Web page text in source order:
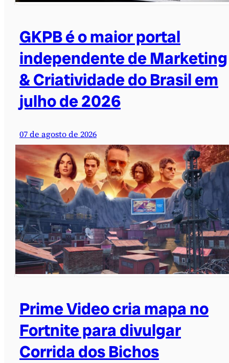
GKPB é o maior portal
independente de Marketing
& Criatividade do Brasil em
julho de 2026
07 de agosto de 2026
Prime Video cria mapa no
Fortnite para divulgar
Corrida dos Bichos